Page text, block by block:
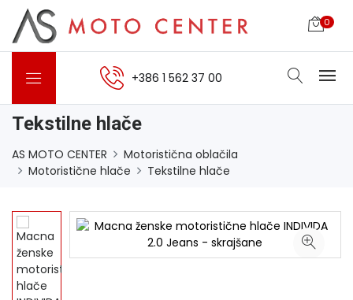
0
+386 1 562 37 00
Tekstilne hlače
AS MOTO CENTER
Motoristična oblačila
Motoristične hlače
Tekstilne hlače